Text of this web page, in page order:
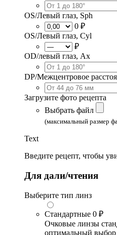
OS/Левый глаз, Sph
0 ₽
OS/Левый глаз, Cyl
₽
OD/левый глаз, Ax
DP/Межцентровое
Загрузите фото рецепта
Выбрать файл
(максимальный размер
Text
Введите рецепт, чтобы
Для дали/чтения
Выберите тип линз
Стандартные 0 ₽
Очковые линзы
оптимальный выбор